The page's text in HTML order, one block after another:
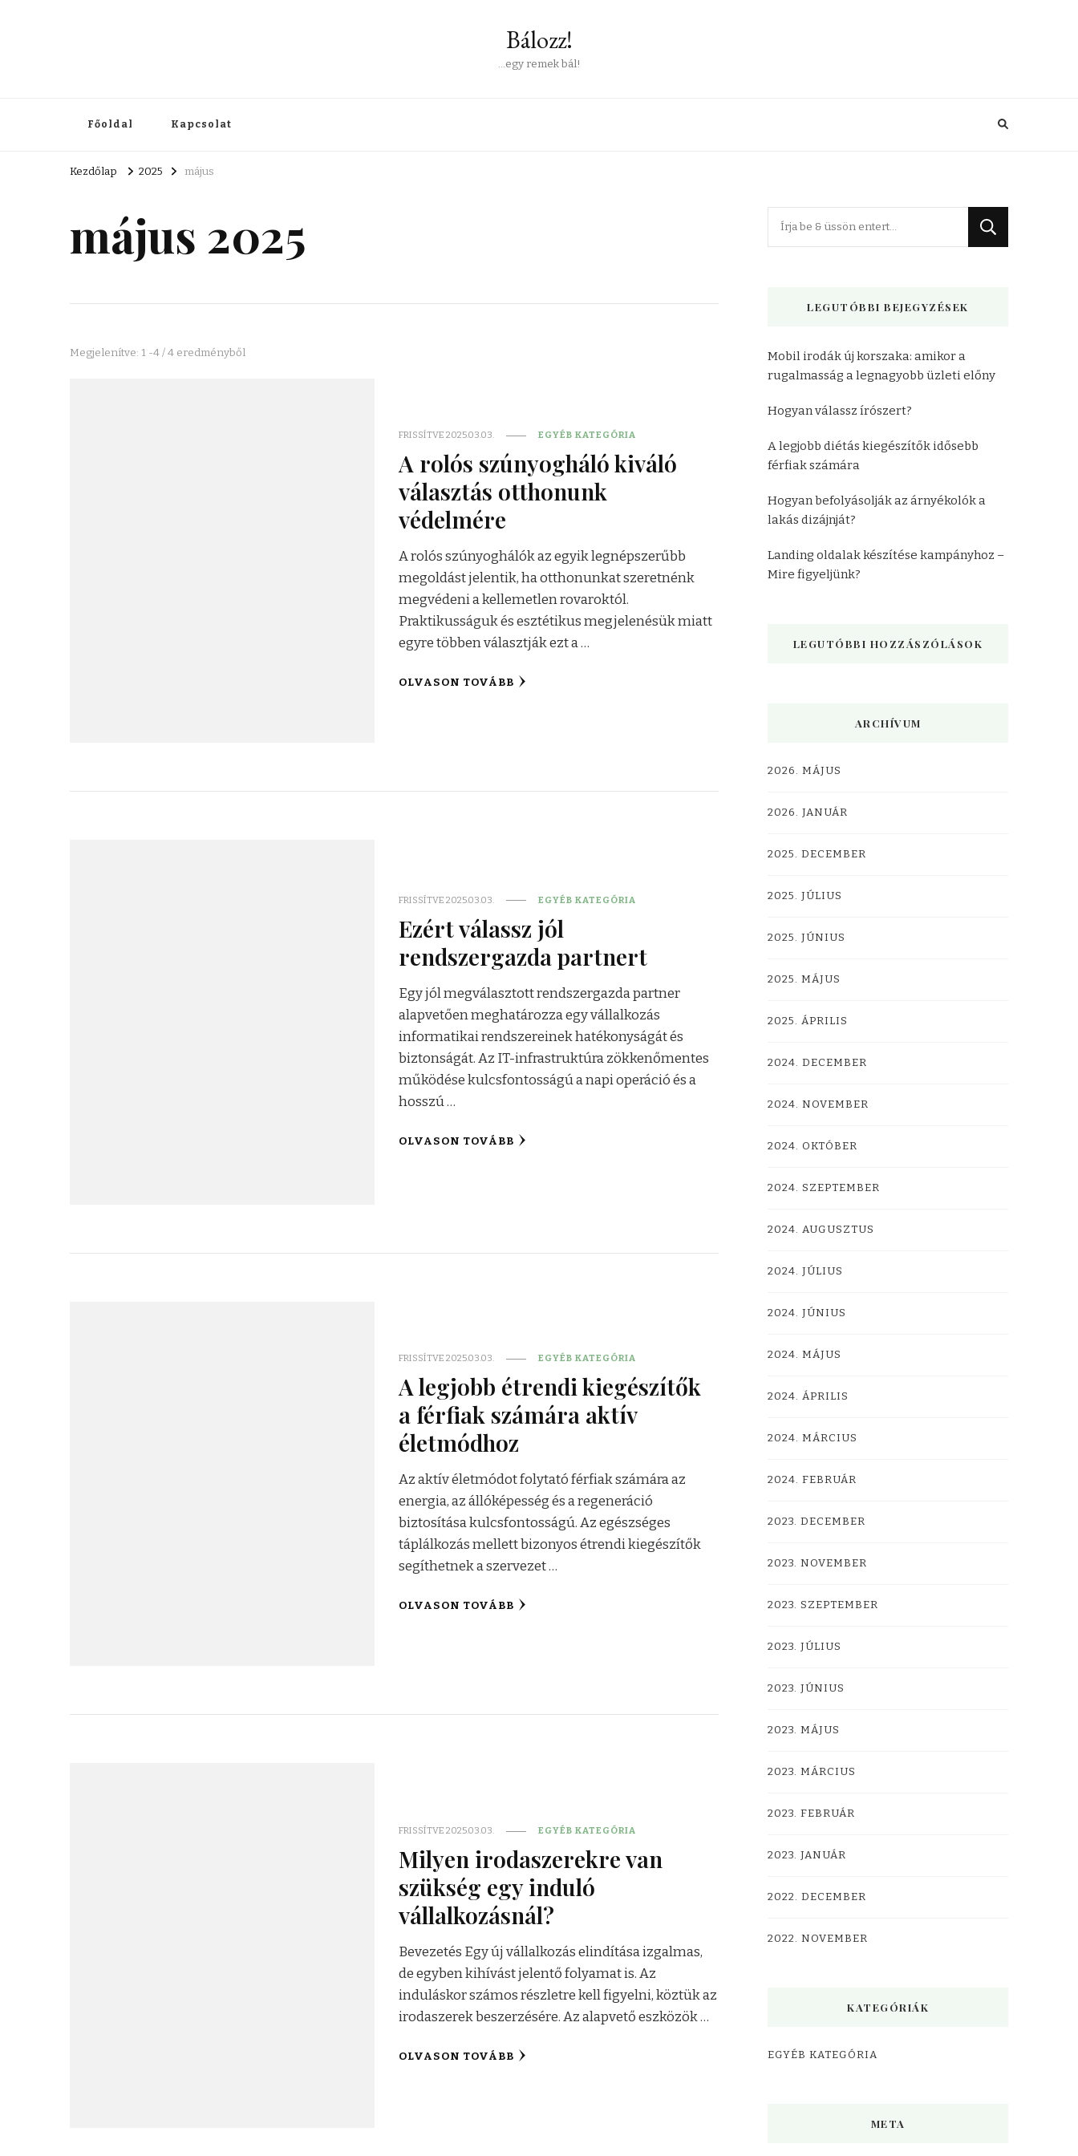
Bálozz!
…egy remek bál!
Főoldal Kapcsolat
Kezdőlap 2025 május
május 2025
Megjelenítve: 1 -4 / 4 eredményből
FRISSÍTVE2025.03.03. EGYÉB KATEGÓRIA
A rolós szúnyogháló kiváló
választás otthonunk
védelmére
A rolós szúnyoghálók az egyik legnépszerűbb
megoldást jelentik, ha otthonunkat szeretnénk
megvédeni a kellemetlen rovaroktól.
Praktikusságuk és esztétikus megjelenésük miatt
egyre többen választják ezt a …
OLVASON TOVÁBB
FRISSÍTVE2025.03.03. EGYÉB KATEGÓRIA
Ezért válassz jól
rendszergazda partnert
Egy jól megválasztott rendszergazda partner
alapvetően meghatározza egy vállalkozás
informatikai rendszereinek hatékonyságát és
biztonságát. Az IT-infrastruktúra zökkenőmentes
működése kulcsfontosságú a napi operáció és a
hosszú …
OLVASON TOVÁBB
FRISSÍTVE2025.03.03. EGYÉB KATEGÓRIA
A legjobb étrendi kiegészítők
a férfiak számára aktív
életmódhoz
Az aktív életmódot folytató férfiak számára az
energia, az állóképesség és a regeneráció
biztosítása kulcsfontosságú. Az egészséges
táplálkozás mellett bizonyos étrendi kiegészítők
segíthetnek a szervezet …
OLVASON TOVÁBB
FRISSÍTVE2025.03.03. EGYÉB KATEGÓRIA
Milyen irodaszerekre van
szükség egy induló
vállalkozásnál?
Bevezetés Egy új vállalkozás elindítása izgalmas,
de egyben kihívást jelentő folyamat is. Az
induláskor számos részletre kell figyelni, köztük az
irodaszerek beszerzésére. Az alapvető eszközök …
OLVASON TOVÁBB
Keres
LEGUTÓBBI BEJEGYZÉSEK
Mobil irodák új korszaka: amikor a
rugalmasság a legnagyobb üzleti előny
Hogyan válassz írószert?
A legjobb diétás kiegészítők idősebb
férfiak számára
Hogyan befolyásolják az árnyékolók a
lakás dizájnját?
Landing oldalak készítése kampányhoz –
Mire figyeljünk?
LEGUTÓBBI HOZZÁSZÓLÁSOK
ARCHÍVUM
2026. MÁJUS
2026. JANUÁR
2025. DECEMBER
2025. JÚLIUS
2025. JÚNIUS
2025. MÁJUS
2025. ÁPRILIS
2024. DECEMBER
2024. NOVEMBER
2024. OKTÓBER
2024. SZEPTEMBER
2024. AUGUSZTUS
2024. JÚLIUS
2024. JÚNIUS
2024. MÁJUS
2024. ÁPRILIS
2024. MÁRCIUS
2024. FEBRUÁR
2023. DECEMBER
2023. NOVEMBER
2023. SZEPTEMBER
2023. JÚLIUS
2023. JÚNIUS
2023. MÁJUS
2023. MÁRCIUS
2023. FEBRUÁR
2023. JANUÁR
2022. DECEMBER
2022. NOVEMBER
KATEGÓRIÁK
EGYÉB KATEGÓRIA
META